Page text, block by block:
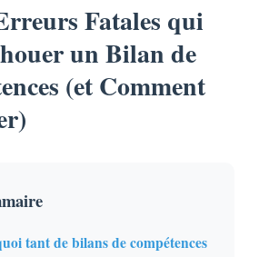
Fatales qui
un Bilan de
(et Comment
tant de bilans de compétences